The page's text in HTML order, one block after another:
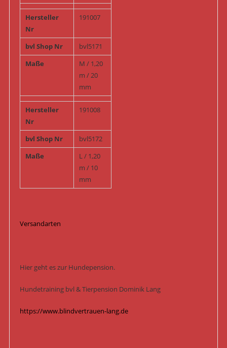
Hersteller
Nr
191007
bvl Shop Nr
bvl5171
Maße
M / 1,20
m / 20
mm
Hersteller
Nr
191008
bvl Shop Nr
bvl5172
Maße
L / 1,20
m / 10
mm
Versandarten
Hier geht es zur Hundepension.
Hundetraining bvl & Tierpension Dominik Lang
https://www.blindvertrauen-lang.de